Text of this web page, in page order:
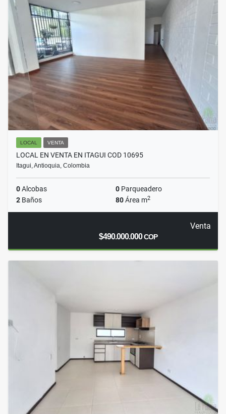
LOCAL VENTA
LOCAL EN VENTA EN ITAGUI COD 10695
Itagui, Antioquia, Colombia
0Alcobas 0 Parqueadero
2 Baños 80Área m2
Venta
$490.000.000COP